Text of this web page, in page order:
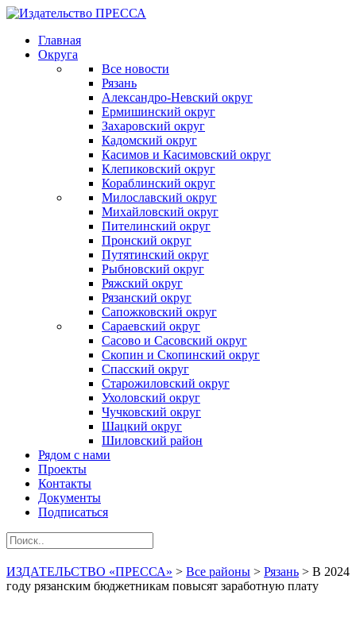
Главная
Округа
Все новости
Рязань
Александро-Невский округ
Ермишинский округ
Захаровский округ
Кадомский округ
Касимов и Касимовский округ
Клепиковский округ
Кораблинский округ
Милославский округ
Михайловский округ
Пителинский округ
Пронский округ
Путятинский округ
Рыбновский округ
Ряжский округ
Рязанский округ
Сапожковский округ
Сараевский округ
Сасово и Сасовский округ
Скопин и Скопинский округ
Спасский округ
Старожиловский округ
Ухоловский округ
Чучковский округ
Шацкий округ
Шиловский район
Рядом с нами
Проекты
Контакты
Документы
Подписаться
ИЗДАТЕЛЬСТВО «ПРЕССА» > Все районы > Рязань > В 2024
году рязанским бюджетникам повысят заработную плату